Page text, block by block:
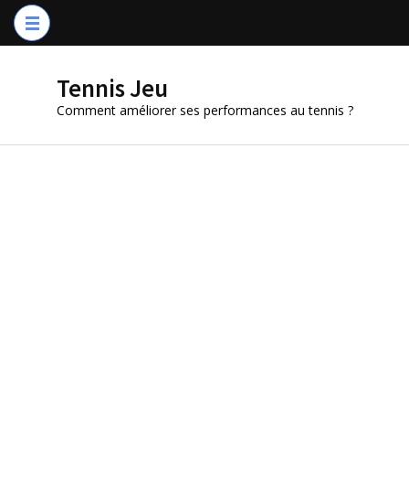
Aller
au
(PressezTennis Jeu
Comment améliorer ses performances au tennis ?